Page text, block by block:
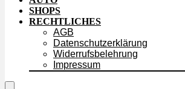
SHOPS
RECHTLICHES
AGB
Datenschutzerklärung
Widerrufsbelehrung
Impressum